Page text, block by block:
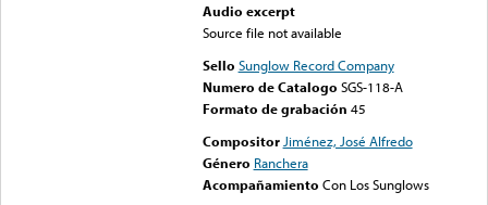
Audio excerpt
Source file not available
Sello Sunglow Record Company
Numero de Catalogo SGS-118-A
Formato de grabación 45
Compositor Jiménez, José Alfredo
Género Ranchera
Acompañamiento Con Los Sunglows